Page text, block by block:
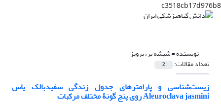
c3518cb17d976b8
نویسنده =شیشه بر، پرویز
تعداد مقالات: 2
زیست‌شناسی و پارامترهای جدول زندگی سفیدبالک یاس
Aleuroclava jasmini روی پنج گونۀ مختلف مرکبات